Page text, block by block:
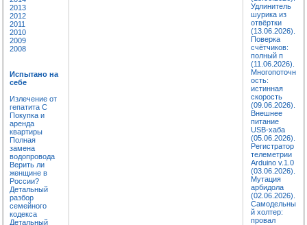
2013
2012
2011
2010
2009
2008
Испытано на
себе
Излечение от
гепатита C
Покупка и
аренда
квартиры
Полная
замена
водопровода
Верить ли
женщине в
России?
Детальный
разбор
семейного
кодекса
Детальный
Удлинитель
шурика из
отвёртки
(13.06.2026).
Поверка
счётчиков:
полный п
(11.06.2026).
Многопоточн
ость:
истинная
скорость
(09.06.2026).
Внешнее
питание
USB-хаба
(05.06.2026).
Регистратор
телеметрии
Arduino v.1.0
(03.06.2026).
Мутация
арбидола
(02.06.2026).
Самодельны
й холтер:
провал